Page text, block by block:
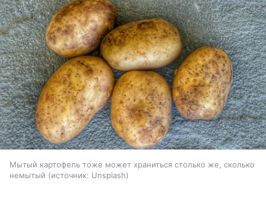
Мытый картофель тоже может храниться столько же, сколько
немытый
источник: Unsplash